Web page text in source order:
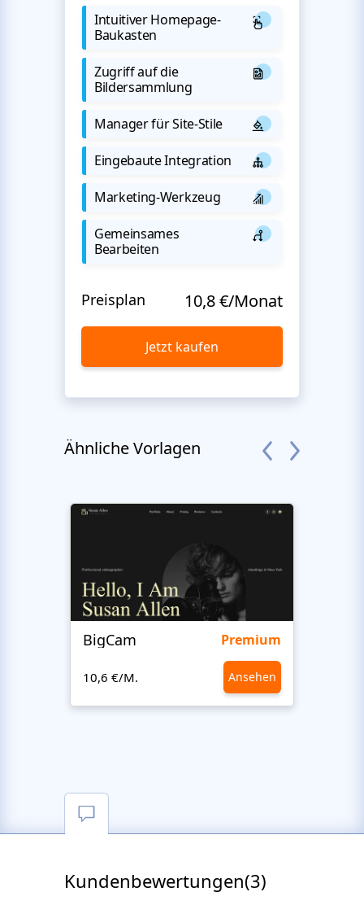
Intuitiver Homepage-
Baukasten
Zugriff auf die
Bildersammlung
Manager für Site-Stile
Eingebaute Integration
Marketing-Werkzeug
Gemeinsames
Bearbeiten
Preisplan 10,8 €/Monat
Jetzt kaufen
Ähnliche Vorlagen
BigCam Premium
10,6 €/M. Ansehen
Kundenbewertungen(3)